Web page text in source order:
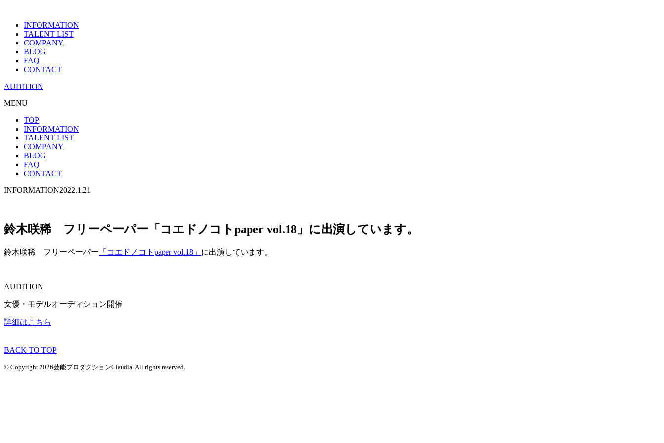
INFORMATION
TALENT LIST
COMPANY
BLOG
FAQ
CONTACT
AUDITION
MENU
TOP
INFORMATION
TALENT LIST
COMPANY
BLOG
FAQ
CONTACT
INFORMATION2022.1.21
鈴木咲稀 フリーペーパー「コエドノコトpaper vol.18」に出演しています。
鈴木咲稀 フリーペーパー 「コエドノコトpaper vol.18」 に出演しています。
AUDITION
女優・モデルオーディション開催
詳細はこちら
BACK TO TOP
© Copyright 2026芸能プロダクションClaudia. All rights reserved.